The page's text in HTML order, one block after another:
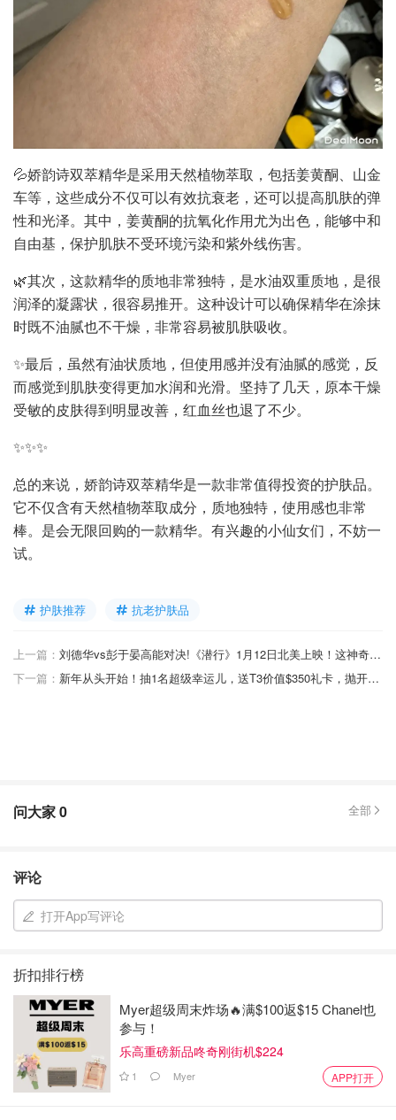
💦娇韵诗双萃精华是采用天然植物萃取，包括姜黄酮、山金
车等，这些成分不仅可以有效抗衰老，还可以提高肌肤的弹
性和光泽。其中，姜黄酮的抗氧化作用尤为出色，能够中和
自由基，保护肌肤不受环境污染和紫外线伤害。
🌿其次，这款精华的质地非常独特，是水油双重质地，是很
润泽的凝露状，很容易推开。这种设计可以确保精华在涂抹
时既不油腻也不干燥，非常容易被肌肤吸收。
✨最后，虽然有油状质地，但使用感并没有油腻的感觉，反
而感觉到肌肤变得更加水润和光滑。坚持了几天，原本干燥
受敏的皮肤得到明显改善，红血丝也退了不少。
✨✨✨
总的来说，娇韵诗双萃精华是一款非常值得投资的护肤品。
它不仅含有天然植物萃取成分，质地独特，使用感也非常
棒。是会无限回购的一款精华。有兴趣的小仙女们，不妨一
试。
护肤推荐 抗老护肤品
上一篇：
刘德华vs彭于晏高能对决!《潜行》1月12日北美上映！这神奇组合你期待吗？
下一篇：
新年从头开始！抽1名超级幸运儿，送T3价值$350礼卡，抛开过往重头焕然一新~
问大家0 全部
评论
打开App写评论
折扣排行榜
Myer超级周末炸场🔥满$100返$15 Chanel也
参与！
乐高重磅新品咚奇刚街机$224
1 Myer APP打开